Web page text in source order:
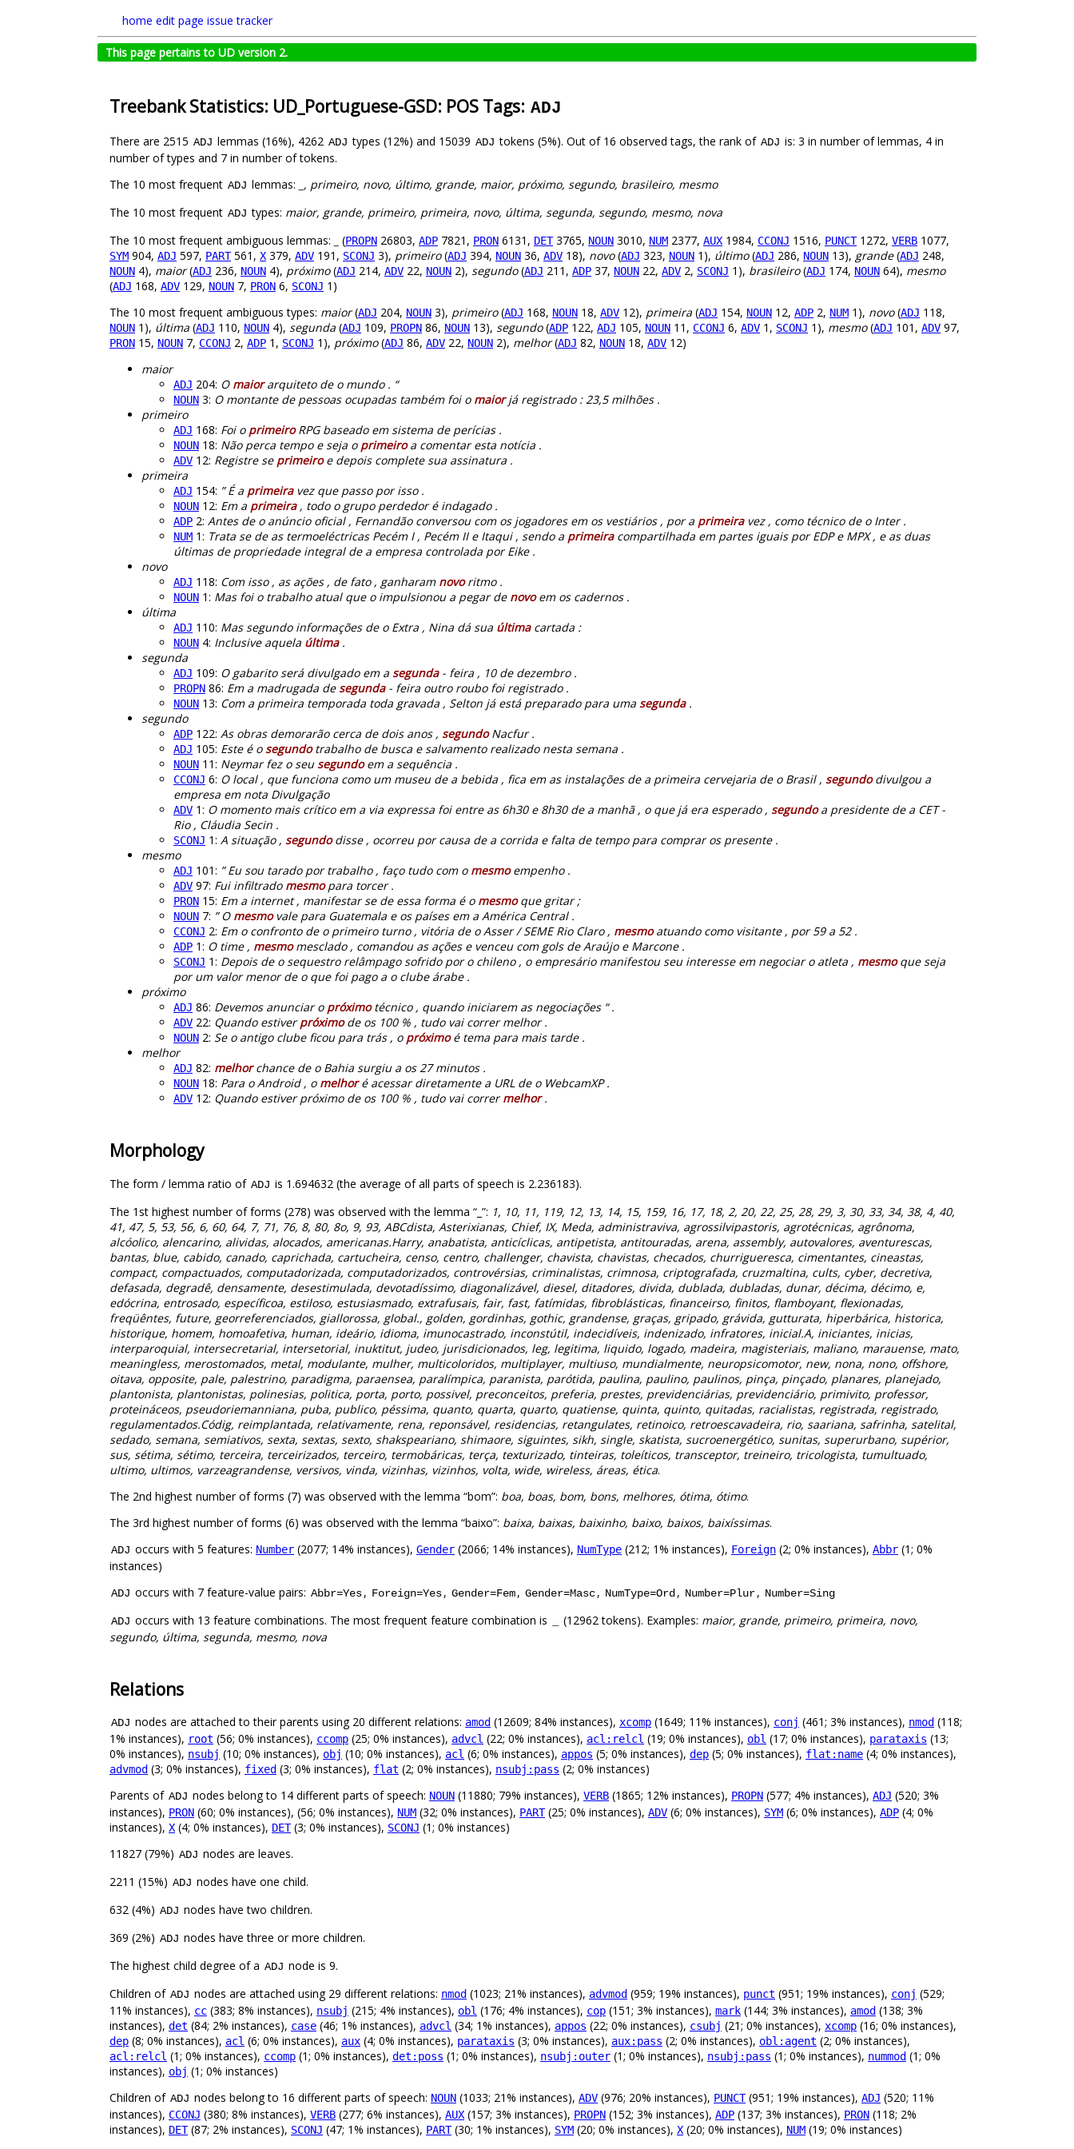
home edit page issue tracker
This page pertains to UD version 2.
Treebank Statistics: UD_Portuguese-GSD: POS Tags: ADJ
There are 2515 ADJ lemmas (16%), 4262 ADJ types (12%) and 15039 ADJ tokens (5%). Out of 16 observed tags, the rank of ADJ is: 3 in number of lemmas, 4 in
number of types and 7 in number of tokens.
The 10 most frequent ADJ lemmas:
_, primeiro, novo, último, grande, maior, próximo, segundo, brasileiro, mesmo
The 10 most frequent ADJ types: maior, grande, primeiro, primeira, novo, última, segunda, segundo, mesmo, nova
The 10 most frequent ambiguous lemmas:
(PROPN 26803, ADP 7821, PRON 6131, DET3765, NOUN 3010, NUM 2377, AUX 1984, CCONJ 1516, PUNCT1272, VERB 1077,
SYM 904, ADJ 597, PART561, X 379, ADV 191, SCONJ 3), primeiro(ADJ 394, NOUN 36, ADV 18), novo(ADJ 323, NOUN 1), último(ADJ 286, NOUN 13), grande(ADJ 248,
NOUN 4), maior(ADJ 236, NOUN 4), próximo(ADJ 214, ADV 22, NOUN 2), segundo(ADJ 211, ADP 37, NOUN 22, ADV 2, SCONJ 1), brasileiro(ADJ 174, NOUN 64), mesmo
(ADJ 168, ADV 129, NOUN 7, PRON 6, SCONJ 1)
The 10 most frequent ambiguous types: maior(ADJ 204, NOUN 3), primeiro(ADJ 168, NOUN 18, ADV 12), primeira (ADJ 154, NOUN 12, ADP 2, NUM 1), novo(ADJ 118,
NOUN 1), última (ADJ 110, NOUN 4), segunda (ADJ 109, PROPN 86, NOUN 13), segundo(ADP 122, ADJ 105, NOUN 11, CCONJ 6, ADV 1, SCONJ 1), mesmo(ADJ 101, ADV 97,
PRON 15, NOUN 7, CCONJ 2, ADP 1, SCONJ 1), próximo(ADJ 86, ADV 22, NOUN 2), melhor(ADJ 82, NOUN 18, ADV 12)
maior
ADJ 204: O maiorarquiteto de o mundo . “
NOUN 3: O montante de pessoas ocupadas também foi o maiorjá registrado : 23,5 milhões .
primeiro
ADJ 168: Foi o primeiroRPG baseado em sistema de perícias .
NOUN 18: Não perca tempo e seja o primeiroa comentar esta notícia .
ADV 12: Registre se primeiroe depois complete sua assinatura .
primeira
ADJ 154: ” É a primeiravez que passo por isso .
NOUN 12: Em a primeira, todo o grupo perdedor é indagado .
ADP 2: Antes de o anúncio oficial , Fernandão conversou com os jogadores em os vestiários , por a primeiravez , como técnico de o Inter .
NUM 1: Trata se de as termoeléctricas Pecém I , Pecém II e Itaqui , sendo a primeiracompartilhada em partes iguais por EDP e MPX , e as duas
últimas de propriedade integral de a empresa controlada por Eike .
novo
ADJ 118: Com isso , as ações , de fato , ganharam novoritmo .
NOUN 1: Mas foi o trabalho atual que o impulsionou a pegar de novoem os cadernos .
última
ADJ 110: Mas segundo informações de o Extra , Nina dá sua últimacartada :
NOUN 4: Inclusive aquela última.
segunda
ADJ 109: O gabarito será divulgado em a segunda- feira , 10 de dezembro .
PROPN 86: Em a madrugada desegunda- feira outro roubo foi registrado .
NOUN 13: Com a primeira temporada toda gravada , Selton já está preparado para uma segunda.
segundo
ADP 122: As obras demorarão cerca de dois anos , segundoNacfur .
ADJ 105: Este é osegundotrabalho de busca e salvamento realizado nesta semana .
NOUN 11: Neymar fez o seusegundoem a sequência .
CCONJ 6: O local , que funciona como um museu de a bebida , fica em as instalações de a primeira cervejaria de o Brasil , segundodivulgou a
empresa em nota Divulgação
ADV 1: O momento mais crítico em a via expressa foi entre as 6h30 e 8h30 de a manhã , o que já era esperado , segundoa presidente de a CET -
Rio , Cláudia Secin .
SCONJ 1: A situação , segundodisse , ocorreu por causa de a corrida e falta de tempo para comprar os presente .
mesmo
ADJ 101: ” Eu sou tarado por trabalho , faço tudo com o mesmoempenho .
ADV 97: Fui infiltrado mesmopara torcer .
PRON 15: Em a internet , manifestar se de essa forma é o mesmoque gritar ;
NOUN 7: ” O mesmovale para Guatemala e os países em a América Central .
CCONJ 2: Em o confronto de o primeiro turno , vitória de o Asser / SEME Rio Claro , mesmoatuando como visitante , por 59 a 52 .
ADP 1: O time , mesmomesclado , comandou as ações e venceu com gols de Araújo e Marcone .
SCONJ 1: Depois de o sequestro relâmpago sofrido por o chileno , o empresário manifestou seu interesse em negociar o atleta , mesmoque seja
por um valor menor de o que foi pago a o clube árabe .
próximo
ADJ 86: Devemos anunciar o próximotécnico , quando iniciarem as negociações “ .
ADV 22: Quando estiverpróximode os 100 % , tudo vai correr melhor .
NOUN 2: Se o antigo clube ficou para trás , o próximoé tema para mais tarde .
melhor
ADJ 82: melhorchance de o Bahia surgiu a os 27 minutos .
NOUN 18: Para o Android , o melhoré acessar diretamente a URL de o WebcamXP .
ADV 12: Quando estiver próximo de os 100 % , tudo vai corrermelhor.
Morphology
The form / lemma ratio of ADJ is 1.694632 (the average of all parts of speech is 2.236183).
The 1st highest number of forms (278) was observed with the lemma “_”: 1, 10, 11, 119, 12, 13, 14, 15, 159, 16, 17, 18, 2, 20, 22, 25, 28, 29, 3, 30, 33, 34, 38, 4, 40,
41, 47, 5, 53, 56, 6, 60, 64, 7, 71, 76, 8, 80, 8o, 9, 93, ABCdista, Asterixianas, Chief, IX, Meda, administraviva, agrossilvipastoris, agrotécnicas, agrônoma,
alcóolico, alencarino, alividas, alocados, americanas.Harry, anabatista, anticíclicas, antipetista, antitouradas, arena, assembly, autovalores, aventurescas,
bantas, blue, cabido, canado, caprichada, cartucheira, censo, centro, challenger, chavista, chavistas, checados, churrigueresca, cimentantes, cineastas,
compact, compactuados, computadorizada, computadorizados, controvérsias, criminalistas, crimnosa, criptografada, cruzmaltina, cults, cyber, decretiva,
defasada, degradê, densamente, desestimulada, devotadíssimo, diagonalizável, diesel, ditadores, divida, dublada, dubladas, dunar, décima, décimo, e,
edócrina, entrosado, específicoa, estiloso, estusiasmado, extrafusais, fair, fast, fatímidas, fibroblásticas, financeirso, finitos, flamboyant, flexionadas,
freqüêntes, future, georreferenciados, giallorossa, global., golden, gordinhas, gothic, grandense, graças, gripado, grávida, gutturata, hiperbárica, historica,
historique, homem, homoafetiva, human, ideário, idioma, imunocastrado, inconstútil, indecidíveis, indenizado, infratores, inicial.A, iniciantes, inicias,
interparoquial, intersecretarial, intersetorial, inuktitut, judeo, jurisdicionados, leg, legitima, liquido, logado, madeira, magisteriais, maliano, marauense, mato,
meaningless, merostomados, metal, modulante, mulher, multicoloridos, multiplayer, multiuso, mundialmente, neuropsicomotor, new, nona, nono, offshore,
oitava, opposite, pale, palestrino, paradigma, paraensea, paralímpica, paranista, parótida, paulina, paulino, paulinos, pinça, pinçado, planares, planejado,
plantonista, plantonistas, polinesias, politica, porta, porto, possivel, preconceitos, preferia, prestes, previdenciárias, previdenciário, primivito, professor,
proteináceos, pseudoriemanniana, puba, publico, péssima, quanto, quarta, quarto, quatiense, quinta, quinto, quitadas, racialistas, registrada, registrado,
regulamentados.Códig, reimplantada, relativamente, rena, reponsável, residencias, retangulates, retinoico, retroescavadeira, rio, saariana, safrinha, satelital,
sedado, semana, semiativos, sexta, sextas, sexto, shakspeariano, shimaore, siguintes, sikh, single, skatista, sucroenergético, sunitas, superurbano, supérior,
sus, sétima, sétimo, terceira, terceirizados, terceiro, termobáricas, terça, texturizado, tinteiras, toleíticos, transceptor, treineiro, tricologista, tumultuado,
ultimo, ultimos, varzeagrandense, versivos, vinda, vizinhas, vizinhos, volta, wide, wireless, áreas, ética.
The 2nd highest number of forms (7) was observed with the lemma “bom”: boa, boas, bom, bons, melhores, ótima, ótimo.
The 3rd highest number of forms (6) was observed with the lemma “baixo”: baixa, baixas, baixinho, baixo, baixos, baixíssimas.
ADJ occurs with 5 features: Number (2077; 14% instances), Gender (2066; 14% instances), NumType (212; 1% instances), Foreign (2; 0% instances), Abbr (1; 0%
instances)
ADJ occurs with 7 feature-value pairs: Abbr=Yes, Foreign=Yes, Gender=Fem, Gender=Masc, NumType=Ord , Number=Plur, Number=Sing
ADJ occurs with 13 feature combinations. The most frequent feature combination is (12962 tokens). Examples: maior, grande, primeiro, primeira, novo,
segundo, última, segunda, mesmo, nova
Relations
ADJ nodes are attached to their parents using 20 different relations: amod (12609; 84% instances), xcomp (1649; 11% instances), conj (461; 3% instances), nmod (118;
1% instances), root (56; 0% instances), ccomp (25; 0% instances), advcl (22; 0% instances), acl:relcl (19; 0% instances), obl (17; 0% instances), parataxis (13;
0% instances), nsubj (10; 0% instances), obj (10; 0% instances), acl (6; 0% instances), appos (5; 0% instances), dep (5; 0% instances), flat:name (4; 0% instances),
advmod (3; 0% instances), fixed (3; 0% instances), flat (2; 0% instances), nsubj:pass (2; 0% instances)
Parents of ADJ nodes belong to 14 different parts of speech: NOUN (11880; 79% instances), VERB (1865; 12% instances), PROPN (577; 4% instances), ADJ (520; 3%
instances), PRON (60; 0% instances), (56; 0% instances), NUM (32; 0% instances), PART(25; 0% instances), ADV (6; 0% instances), SYM (6; 0% instances), ADP (4; 0%
instances), X (4; 0% instances), DET(3; 0% instances), SCONJ (1; 0% instances)
11827 (79%) ADJ nodes are leaves.
2211 (15%) ADJ nodes have one child.
632 (4%) ADJ nodes have two children.
369 (2%) ADJ nodes have three or more children.
The highest child degree of a ADJ node is 9.
Children of ADJ nodes are attached using 29 different relations: nmod (1023; 21% instances), advmod (959; 19% instances), punct (951; 19% instances), conj (529;
11% instances), cc (383; 8% instances), nsubj (215; 4% instances), obl (176; 4% instances), cop (151; 3% instances), mark (144; 3% instances), amod (138; 3%
instances), det (84; 2% instances), case (46; 1% instances), advcl (34; 1% instances), appos (22; 0% instances), csubj (21; 0% instances), xcomp (16; 0% instances),
dep (8; 0% instances), acl (6; 0% instances), aux (4; 0% instances), parataxis (3; 0% instances), aux:pass (2; 0% instances), obl:agent (2; 0% instances),
acl:relcl (1; 0% instances), ccomp (1; 0% instances), det:poss (1; 0% instances), nsubj:outer (1; 0% instances), nsubj:pass (1; 0% instances), nummod (1; 0%
instances), obj (1; 0% instances)
Children of ADJ nodes belong to 16 different parts of speech: NOUN (1033; 21% instances), ADV (976; 20% instances), PUNCT(951; 19% instances), ADJ (520; 11%
instances), CCONJ (380; 8% instances), VERB (277; 6% instances), AUX (157; 3% instances), PROPN (152; 3% instances), ADP (137; 3% instances), PRON (118; 2%
instances), DET(87; 2% instances), SCONJ (47; 1% instances), PART(30; 1% instances), SYM (20; 0% instances), X (20; 0% instances), NUM (19; 0% instances)